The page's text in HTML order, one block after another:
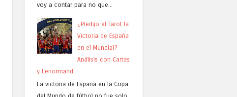
voy a contar para no que...
¿Predijo el Tarot la
Victoria de España
en el Mundial?
Análisis con Cartas
y Lenormand
La victoria de España en la Copa